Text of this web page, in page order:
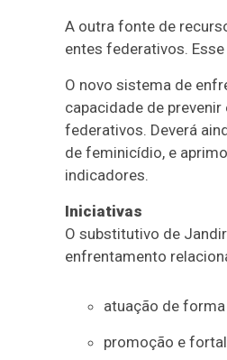
A outra fonte de
entes federativos.
O novo sistema de
capacidade de
federativos. Deverá
de feminicídio, e
indicadores.
Iniciativas
O substitutivo de
enfrentamento
atuação de
promoção e